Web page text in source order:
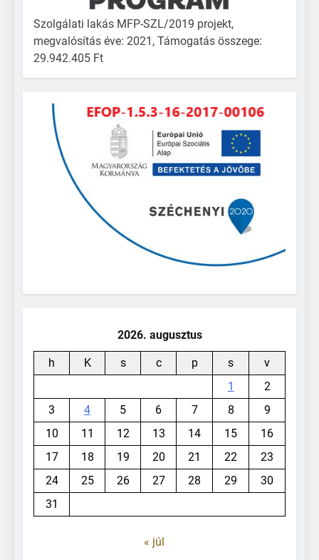
Szolgálati lakás MFP-SZL/2019 projekt,
megvalósítás éve: 2021, Támogatás összege:
29.942.405 Ft
2026. augusztus
h K s c p s
v
1
2
3
4 5 6 7 8
9
10
11 12 13 14 15
16
17
18 19 20 21 22
23
24
25 26 27 28 29
30
31
« júl